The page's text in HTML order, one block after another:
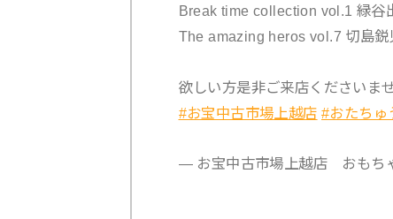
Break time collection vol.1 緑谷
The amazing heros vol.7 切島鋭
欲しい方是非ご来店くださいませ
#お宝中古市場上越店 #おたちゅ
— お宝中古市場上越店 おもち